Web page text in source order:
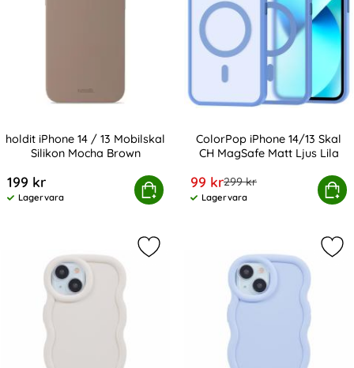
holdit iPhone 14 / 13 Mobilskal
Silikon Mocha Brown
199 kr
Tillgänglighet:
Lagervara
Köp
iPhone 14 / 13 Mobilskal Silikon Mocha Brown
ColorPop iPhone 14/13 Skal
CH MagSafe Matt Ljus Lila
rea pris
99 krtidigare pris
299 kr
Tillgänglighet:
Lagervara
Köp
ColorPop iPhone 14/13 Skal
Markera iPhone 14 Mobilskal